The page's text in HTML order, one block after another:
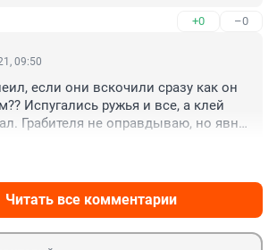
человек им угрожает игрушечным
не вломили ему по щам?
+0 –0
09:50
если они вскочили сразу как он
Испугались ружья и все, а клей
Грабителя не оправдываю, но явно
Читать все комментарии